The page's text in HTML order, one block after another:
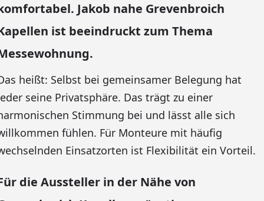
Jakob nahe Grevenbroich
ist beeindruckt zum Thema
heißt: Selbst bei gemeinsamer Belegung hat
seine Privatsphäre. Das trägt zu einer
Stimmung bei und lässt alle sich
fühlen. Für Monteure mit häufig
Einsatzorten ist Flexibilität ein Vorteil.
die Aussteller in der Nähe von